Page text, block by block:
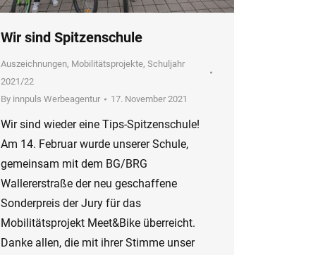
Wir sind Spitzenschule
Auszeichnungen, Mobilitätsprojekte, Schuljahr
2021/22
By innpuls Werbeagentur 17. November 2021
Wir sind wieder eine Tips-Spitzenschule!
Am 14. Februar wurde unserer Schule,
gemeinsam mit dem BG/BRG
Wallererstraße der neu geschaffene
Sonderpreis der Jury für das
Mobilitätsprojekt Meet&Bike überreicht.
Danke allen, die mit ihrer Stimme unser